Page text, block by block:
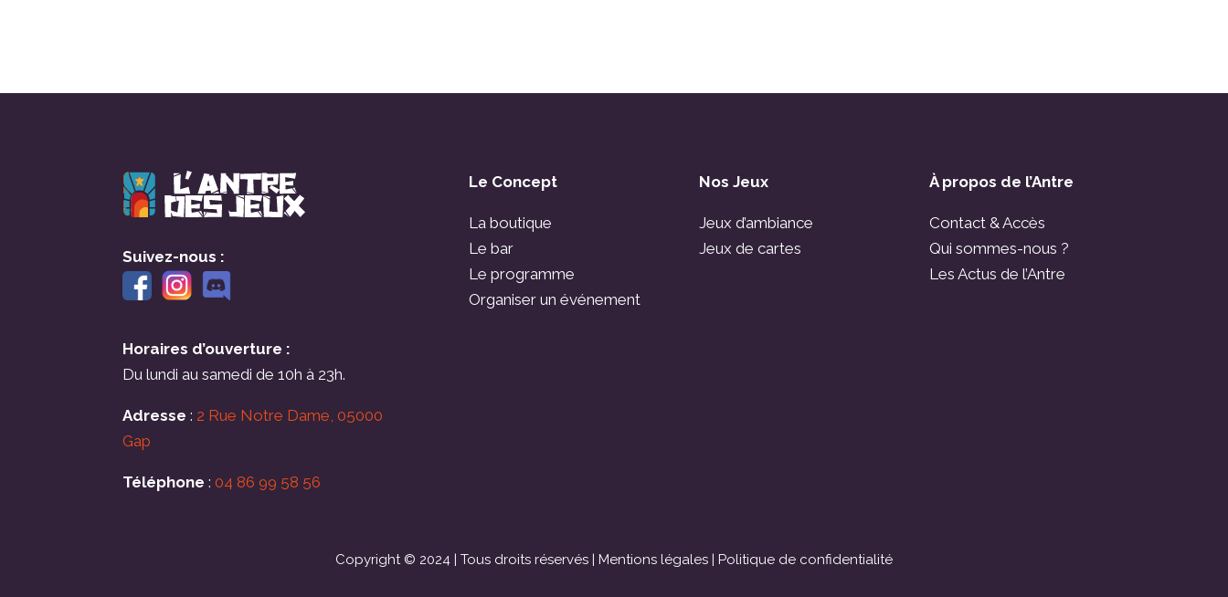
Suivez-nous :
Horaires d’ouverture :
Du lundi au samedi de 10h à 23h.
Adresse : 2 Rue Notre Dame, 05000
Gap
Téléphone : 04 86 99 58 56
Le Concept
La boutique
Le bar
Le programme
Organiser un événement
Nos Jeux
Jeux d’ambiance
Jeux de cartes
À propos de l’Antre
Contact & Accès
Qui sommes-nous ?
Les Actus de l’Antre
Copyright © 2024 | Tous droits réservés | Mentions légales | Politique de confidentialité